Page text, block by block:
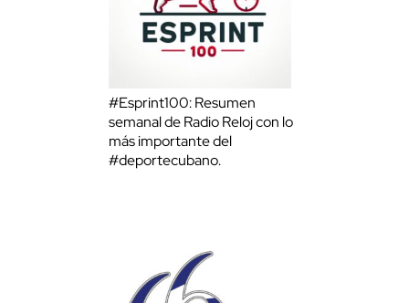
#Esprint100: Resumen
semanal de Radio Reloj con lo
más importante del
#deportecubano.